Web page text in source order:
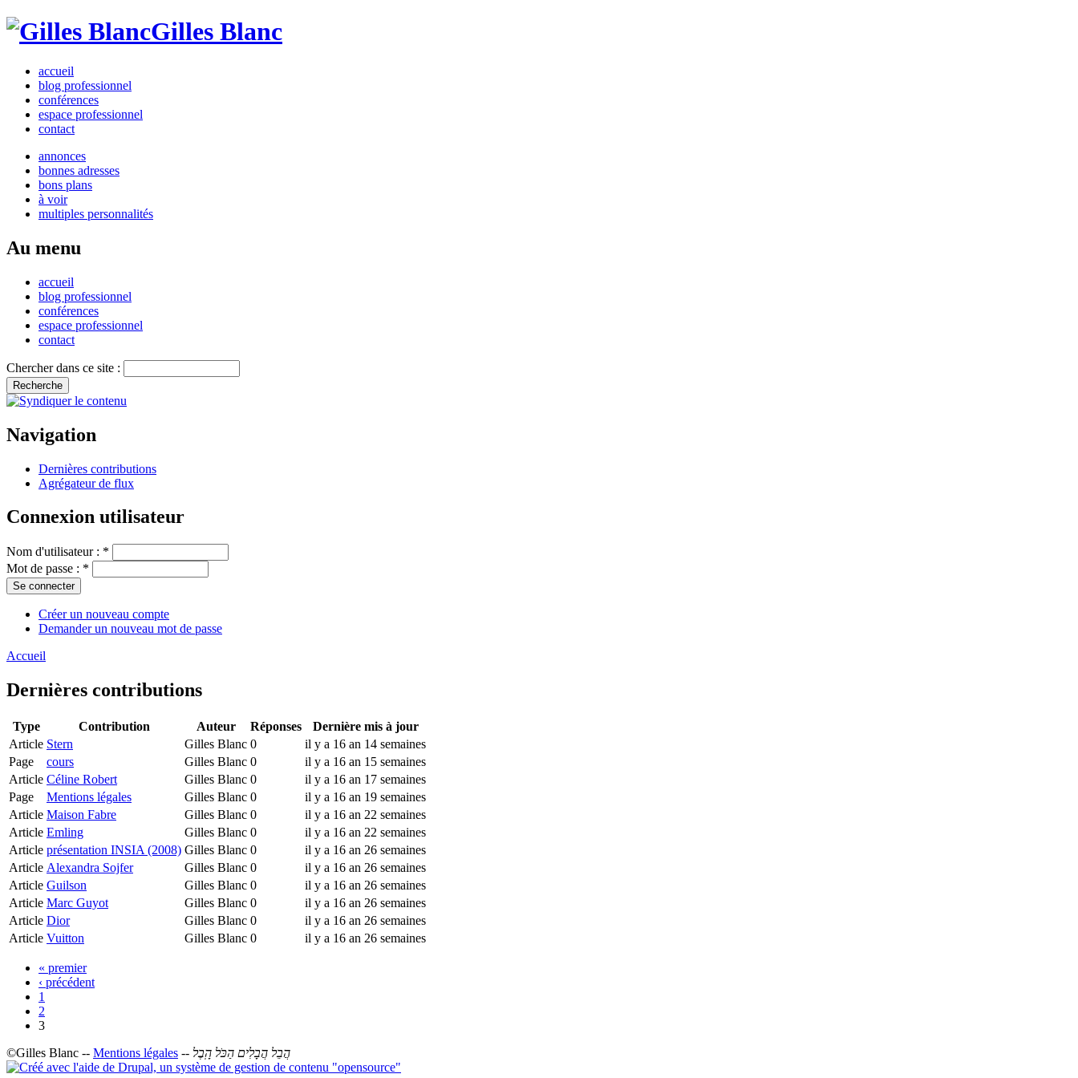
Gilles Blanc
accueil
blog professionnel
conférences
espace professionnel
contact
annonces
bonnes adresses
bons plans
à voir
multiples personnalités
Au menu
accueil
blog professionnel
conférences
espace professionnel
contact
Chercher dans ce site :
Navigation
Dernières contributions
Agrégateur de flux
Connexion utilisateur
Nom d'utilisateur : *
Mot de passe : *
Créer un nouveau compte
Demander un nouveau mot de passe
Accueil
Dernières contributions
Type Contribution Auteur Réponses
Dernière mis à jour
Article Stern Gilles Blanc 0
il y a 16 an 14 semaines
Page
cours Gilles Blanc 0
il y a 16 an 15 semaines
Article Céline Robert Gilles Blanc 0
il y a 16 an 17 semaines
Page
Mentions légales Gilles Blanc 0
il y a 16 an 19 semaines
Article Maison Fabre Gilles Blanc 0
il y a 16 an 22 semaines
Article Emling Gilles Blanc 0
il y a 16 an 22 semaines
Article présentation INSIA (2008) Gilles Blanc 0
il y a 16 an 26 semaines
Article Alexandra Sojfer Gilles Blanc 0
il y a 16 an 26 semaines
Article Guilson Gilles Blanc 0
il y a 16 an 26 semaines
Article Marc Guyot Gilles Blanc 0
il y a 16 an 26 semaines
Article Dior Gilles Blanc 0
il y a 16 an 26 semaines
Article Vuitton Gilles Blanc 0 il y a 16 an 26 semaines
« premier
‹ précédent
1
2
3
©Gilles Blanc -- Mentions légales -- הֲבֵל הֲבָלִים הַכֹּל הָֽבֶל